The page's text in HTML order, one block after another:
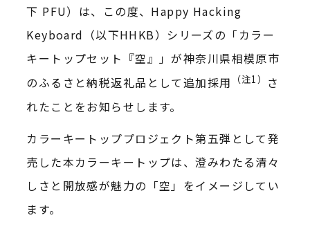
下 PFU）は、この度、Happy Hacking
Keyboard（以下HHKB）シリーズの「カラー
キートップセット『空』」が神奈川県相模原市
のふるさと納税返礼品として追加採用
（注1） さ
れたことをお知らせします。
カラーキートッププロジェクト第五弾として発
売した本カラーキートップは、澄みわたる清々
しさと開放感が魅力の「空」をイメージしてい
ます。